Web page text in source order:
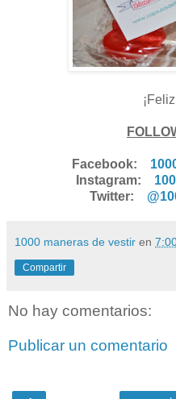
Facebook:
Instagram:
Twitter:
1000 maneras de vestir en
Compartir
No hay comentarios:
Publicar un comentario